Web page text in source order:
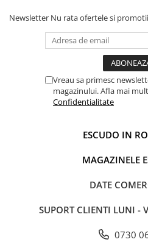
Newsletter Nu rata ofertele si
Vreau sa primesc
magazinului. Afla mai
Confidentialitate
ESCUDO IN
MAGAZINELE
DATE
SUPORT CLIENTI LUNI -
0730